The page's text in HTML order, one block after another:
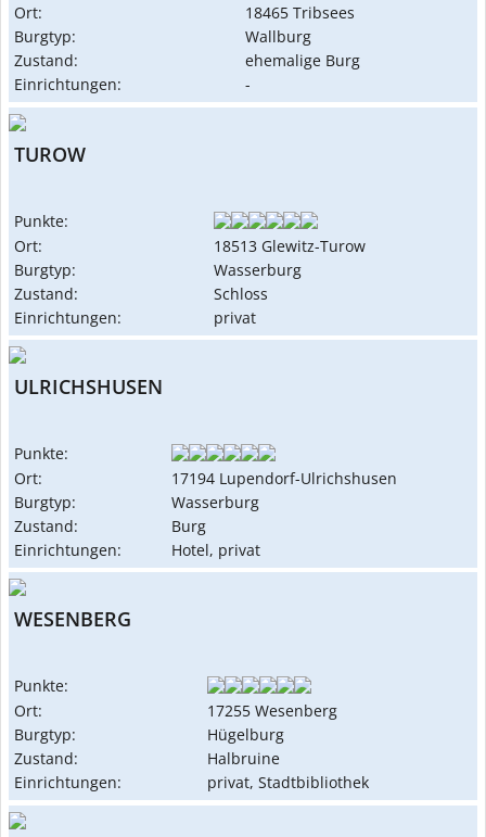
Ort:
18465 Tribsees
Burgtyp:
Wallburg
Zustand:
ehemalige Burg
Einrichtungen:
-
TUROW
Punkte:
Ort:
18513 Glewitz-Turow
Burgtyp:
Wasserburg
Zustand:
Schloss
Einrichtungen:
privat
ULRICHSHUSEN
Punkte:
Ort:
17194 Lupendorf-Ulrichshusen
Burgtyp:
Wasserburg
Zustand:
Burg
Einrichtungen:
Hotel, privat
WESENBERG
Punkte:
Ort:
17255 Wesenberg
Burgtyp:
Hügelburg
Zustand:
Halbruine
Einrichtungen:
privat, Stadtbibliothek